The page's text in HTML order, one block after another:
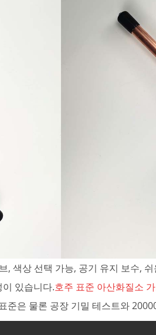
, 색상 선택 가능, 공기 유지 보수,
있습니다.호주 표준 아산화질소
준은 물론 공장 기밀 테스트와